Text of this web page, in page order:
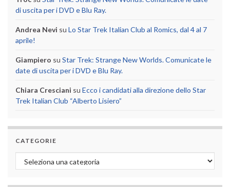
di uscita per i DVD e Blu Ray.
Andrea Nevi su Lo Star Trek Italian Club al Romics, dal 4 al 7
aprile!
Giampiero su Star Trek: Strange New Worlds. Comunicate le
date di uscita per i DVD e Blu Ray.
Chiara Cresciani su Ecco i candidati alla direzione dello Star
Trek Italian Club “Alberto Lisiero”
CATEGORIE
Categorie